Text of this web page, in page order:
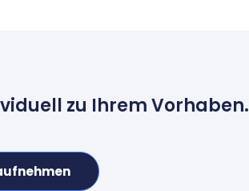
zu Ihrem Vorhaben.